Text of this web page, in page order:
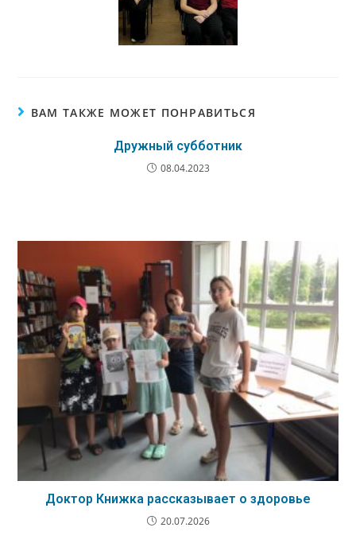
ВАМ ТАКЖЕ МОЖЕТ ПОНРАВИТЬСЯ
Дружный субботник
08.04.2023
Доктор Книжка рассказывает о здоровье
20.07.2026